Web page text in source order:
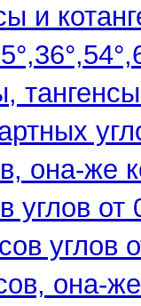
и
она-же
углов
углов
она-